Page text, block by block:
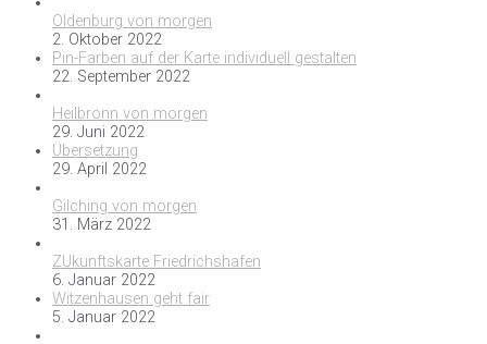
Oldenburg von morgen
2. Oktober 2022
Pin-Farben auf der Karte individuell gestalten
22. September 2022
Heilbronn von morgen
29. Juni 2022
Übersetzung
29. April 2022
Gilching von morgen
31. März 2022
ZUkunftskarte Friedrichshafen
6. Januar 2022
Witzenhausen geht fair
5. Januar 2022